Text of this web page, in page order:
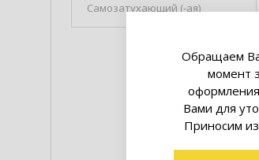
Самозатухающий (-ая)
Обращаем
момент
Вами для
Приносим